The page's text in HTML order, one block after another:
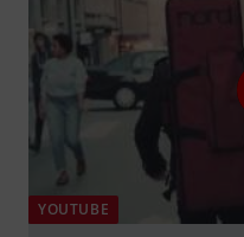
YOUTUBE